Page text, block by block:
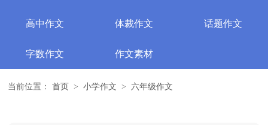
高中作文 体裁作文 话题作文
字数作文 作文素材
当前位置： 首页 > 小学作文 > 六年级作文